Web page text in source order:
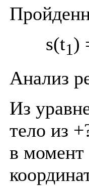
s(t1)
Анализ
Из
тело из +
в